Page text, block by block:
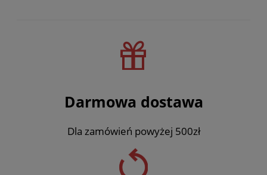
Darmowa dostawa
Dla zamówień powyżej 500zł